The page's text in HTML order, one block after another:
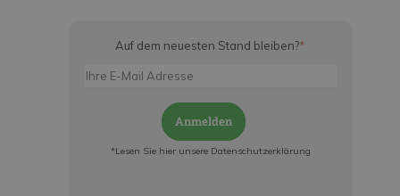
Auf dem neuesten Stand bleiben?*
Anmelden
*Lesen Sie hier unsere Datenschutzerklärung